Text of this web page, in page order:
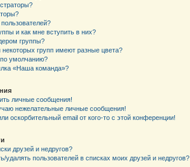
и как мне вступить в них?
группы?
групп имеют разные цвета?
по умолчанию?
«Наша команда»?
личные сообщения!
нежелательные личные сообщения!
оскорбительный email от кого-то с этой конференции!
друзей и недругов?
удалять пользователей в списках моих друзей и недругов?